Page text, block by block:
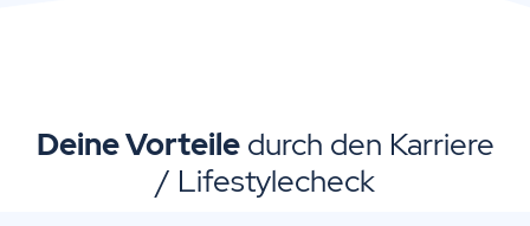
Deine Vorteiledurch den Karriere
/ Lifestylecheck